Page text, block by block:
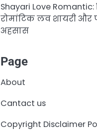
Shayari Love
रोमांटिक लव शायरी और
अहसास
Page
About
Cantact us
Copyright Disclaimer